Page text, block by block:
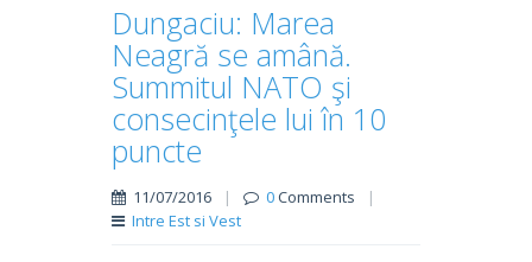
Dungaciu: Marea
Neagră se amână.
Summitul NATO şi
consecinţele lui în 10
puncte
11/07/2016 | 0Comments
|
Intre Est si Vest